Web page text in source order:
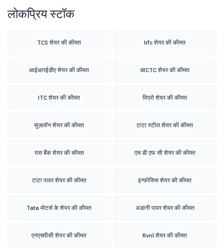
लोकप्रिय स्टॉक
TCS शेयर की कीमत Irfc शेयर की कीमत
आईआरईडीए शेयर की कीमत IRCTC शेयर की कीमत
ITC शेयर की कीमत विप्रो शेयर की कीमत
सुज़लॉन शेयर की कीमत टाटा स्टील शेयर की कीमत
यस बैंक शेयर की कीमत एच डी एफ सी शेयर की कीमत
टाटा पावर शेयर की कीमत इन्फोसिस शेयर की कीमत
Tata मोटर्स के शेयर की कीमत अडानी पावर शेयर की कीमत
एनएचपीसी शेयर की कीमत Rvnl शेयर की कीमत